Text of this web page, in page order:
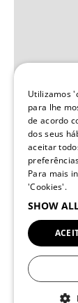
Utilizamos
para lhe
de acordo
dos seus
aceitar
Para mais
'Cookies'.
SHOW